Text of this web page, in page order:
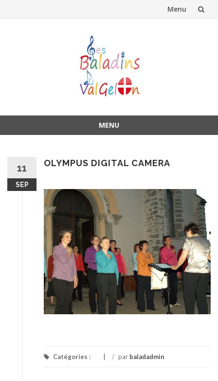
Menu
MENU
11
SEP
OLYMPUS DIGITAL CAMERA
Catégories : / par baladadmin